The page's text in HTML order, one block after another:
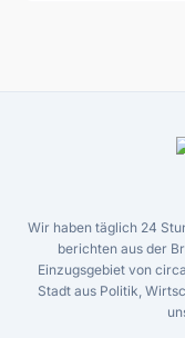
Wir haben täglich 24
berichten aus der
Einzugsgebiet von
Stadt aus Politik,